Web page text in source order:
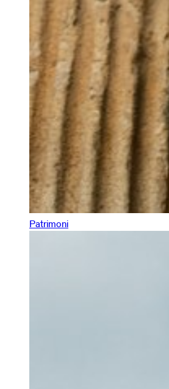
Patrimoni